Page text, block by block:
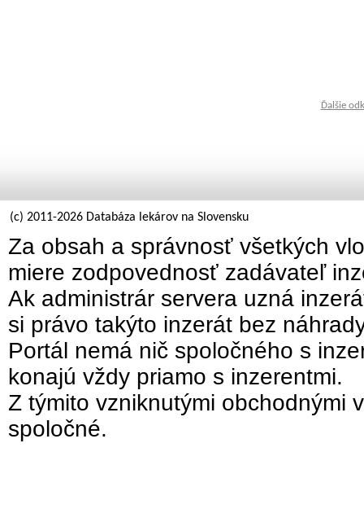
Ďalšie
(c) 2011-2026 Databáza lekárov na Slovensku
Za obsah a správnosť všetkých
miere zodpovednosť zadávateľ
Ak administrár servera uzná
si právo takýto inzerát bez
Portál nemá nič spoločného s
konajú vždy priamo s inzerentmi.
Z týmito vzniknutými obchodnými
spoločné.